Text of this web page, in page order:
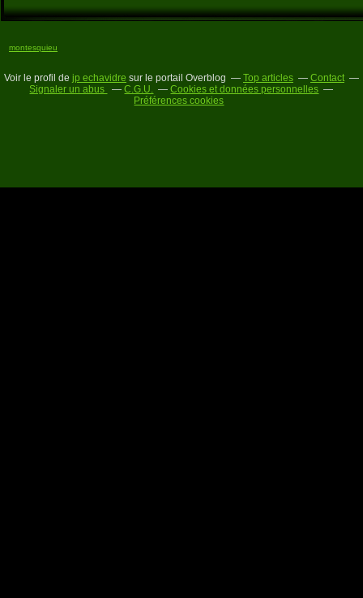
montesquieu
Voir le profil de jp echavidre sur le portail Overblog Top articles
Contact
Signaler un abus
C.G.U.
Cookies et données personnelles
Préférences cookies